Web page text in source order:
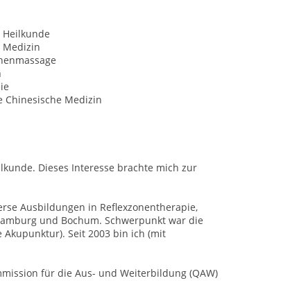
Heilkunde
Medizin
Chinesische Medizin
Dieses Interesse brachte mich zur
Ausbildungen in Reflexzonentherapie,
und Bochum. Schwerpunkt war die
Seit 2003 bin ich (mit
für die Aus- und Weiterbildung (QAW)